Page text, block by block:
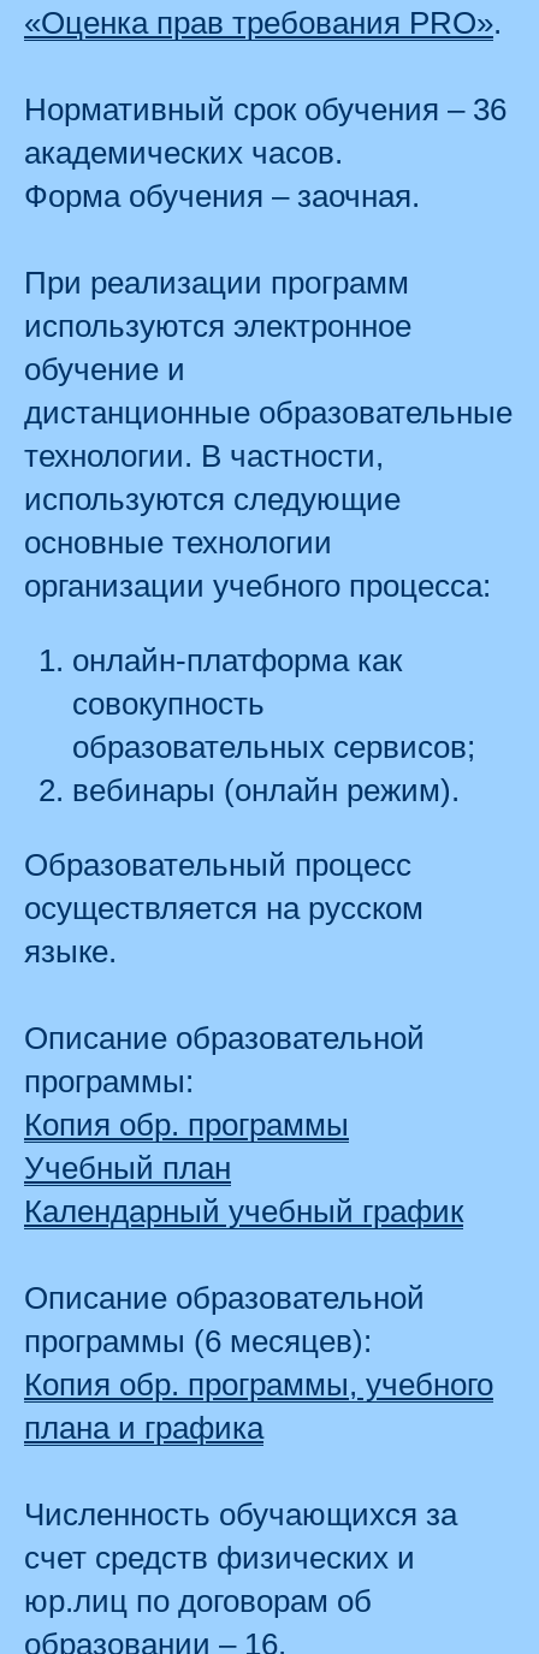
«Оценка прав требования PRO».
Нормативный срок обучения – 36
академических часов.
Форма обучения – заочная.
При реализации программ
используются электронное
обучение и
дистанционные образовательные
технологии. В частности,
используются следующие
основные технологии
организации учебного процесса:
онлайн-платформа как
совокупность
образовательных сервисов;
вебинары (онлайн режим).
Образовательный процесс
осуществляется на русском
языке.
Описание образовательной
программы:
Копия обр. программы
Учебный план
Календарный учебный график
Описание образовательной
программы (6 месяцев):
Копия обр. программы, учебного
плана и графика
Численность обучающихся за
счет средств физических и
юр.лиц по договорам об
образовании – 16.